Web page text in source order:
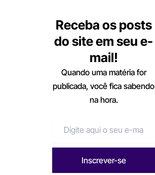
Receba os posts
do site em seu e-
mail!
Quando uma matéria for
publicada, você fica sabendo
na hora.
Inscrever-se